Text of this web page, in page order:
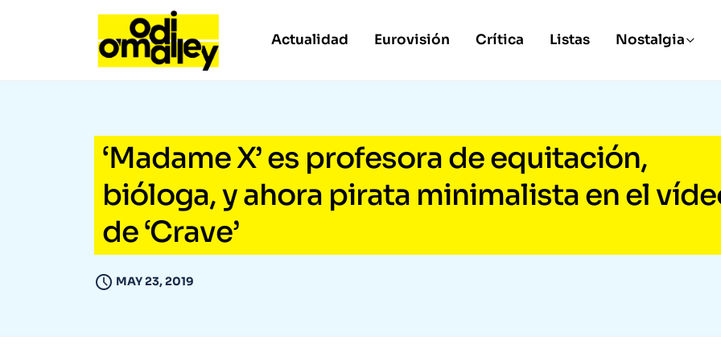
Actualidad Eurovisión Crítica Listas Nostalgia
‘Madame X’ es profesora de equitación,
bióloga, y ahora pirata minimalista en el
de ‘Crave’
MAY 23, 2019